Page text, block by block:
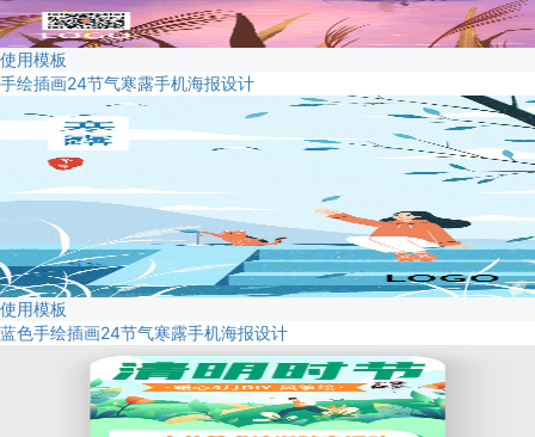
使用模板
手绘插画24节气寒露手机海报设计
使用模板
蓝色手绘插画24节气寒露手机海报设计